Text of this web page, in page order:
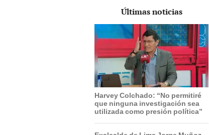
Últimas noticias
Harvey Colchado: “No permitiré
que ninguna investigación sea
utilizada como presión política”